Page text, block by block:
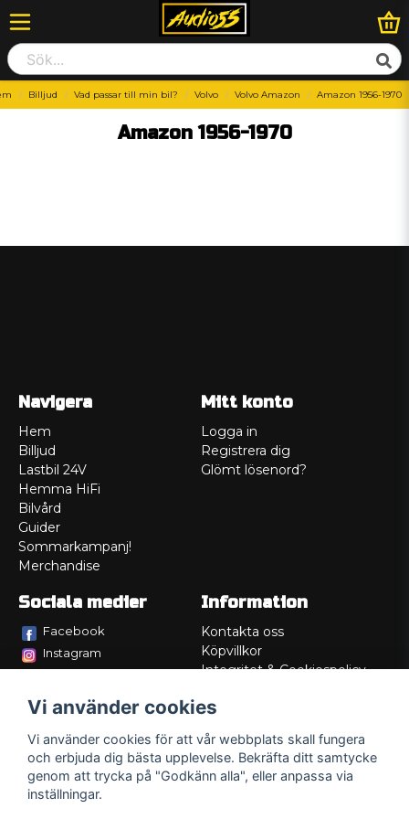
Billjud Vad passar till min bil? Volvo Volvo Amazon Amazon 1956-1970
Amazon 1956-1970
Navigera
Hem
Billjud
Lastbil 24V
Hemma HiFi
Bilvård
Guider
Sommarkampanj!
Merchandise
Mitt konto
Logga in
Registrera dig
Glömt lösenord?
Sociala medier
Facebook
Instagram
Information
Kontakta oss
Köpvillkor
Integritet & Cookiespolicy
Service/Garanti
Lådritning
Om oss
Vi använder cookies
Vi använder cookies för att vår webbplats skall fungera
och erbjuda dig bästa upplevelse. Bekräfta ditt samtycke
genom att trycka på "Godkänn alla", eller anpassa via
inställningar.